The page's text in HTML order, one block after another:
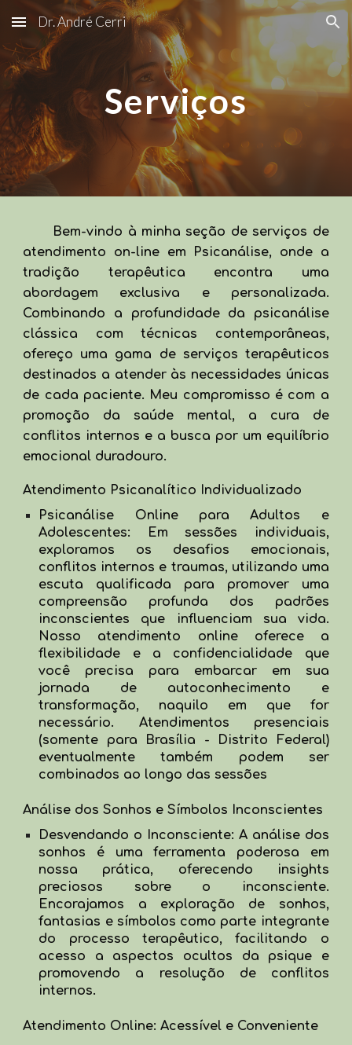
Skip to main content Skip to navigation
Dr. André Cerri
Serviços
Bem-vindo à minha seção de serviços de
atendimento on-line em Psicanálise, onde a
tradição terapêutica encontra uma
abordagem exclusiva e personalizada.
Combinando a profundidade da psicanálise
clássica com técnicas contemporâneas,
ofereço uma gama de serviços terapêuticos
destinados a atender às necessidades únicas
de cada paciente. Meu compromisso é com a
promoção da saúde mental, a cura de
conflitos internos e a busca por um equilíbrio
emocional duradouro.
Atendimento Psicanalítico Individualizado
Psicanálise Online para Adultos e
Adolescentes: Em sessões individuais,
exploramos os desafios emocionais,
conflitos internos e traumas, utilizando uma
escuta qualificada para promover uma
compreensão profunda dos padrões
inconscientes que influenciam sua vida.
Nosso atendimento online oferece a
flexibilidade e a confidencialidade que
você precisa para embarcar em sua
jornada de autoconhecimento e
transformação, naquilo em que for
necessário. Atendimentos presenciais
(somente para Brasília - Distrito Federal)
eventualmente também podem ser
combinados ao longo das sessões
Análise dos Sonhos e Símbolos Inconscientes
Desvendando o Inconsciente: A análise dos
sonhos é uma ferramenta poderosa em
nossa prática, oferecendo insights
preciosos sobre o inconsciente.
Encorajamos a exploração de sonhos,
fantasias e símbolos como parte integrante
do processo terapêutico, facilitando o
acesso a aspectos ocultos da psique e
promovendo a resolução de conflitos
internos.
Atendimento Online: Acessível e Conveniente